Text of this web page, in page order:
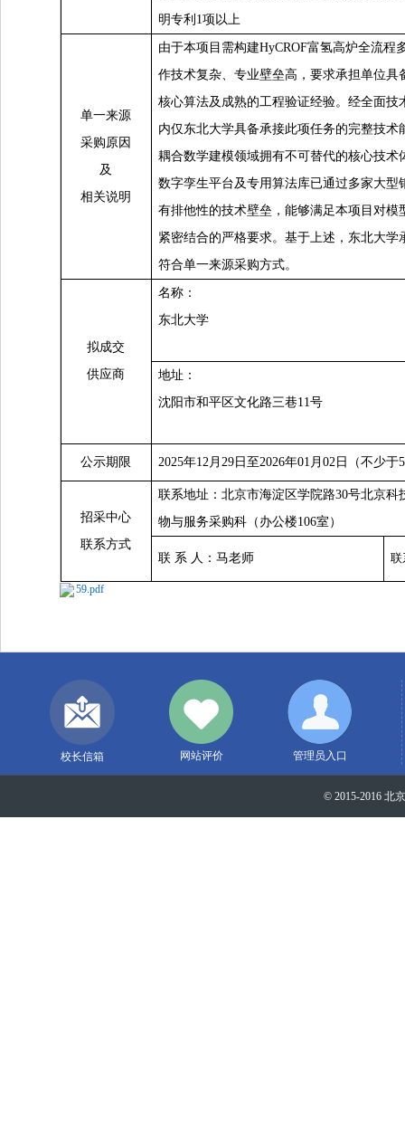
明专利1项以上
单一来源
采购原因
及
相关说明
由于本项目需构建HyCROF富氢高炉全流程
作技术复杂、专业壁垒高，要求承担单位具
核心算法及成熟的工程验证经验。经全面技
内仅东北大学具备承接此项任务的完整技术
耦合数学建模领域拥有不可替代的核心技术
数字孪生平台及专用算法库已通过多家大型
有排他性的技术壁垒，能够满足本项目对模
紧密结合的严格要求。基于上述，东北大学
符合单一来源采购方式。
拟成交
供应商
名称：
东北大学
地址：
沈阳市和平区文化路三巷11号
公示期限 2025年12月29日至2026年01月02日（不少于
招采中心
联系方式
联系地址：北京市海淀区学院路30号北京
物与服务采购科（办公楼106室）
联 系 人：马老师 联
59.pdf
校长信箱 网站评价 管理员入口
© 2015-2016